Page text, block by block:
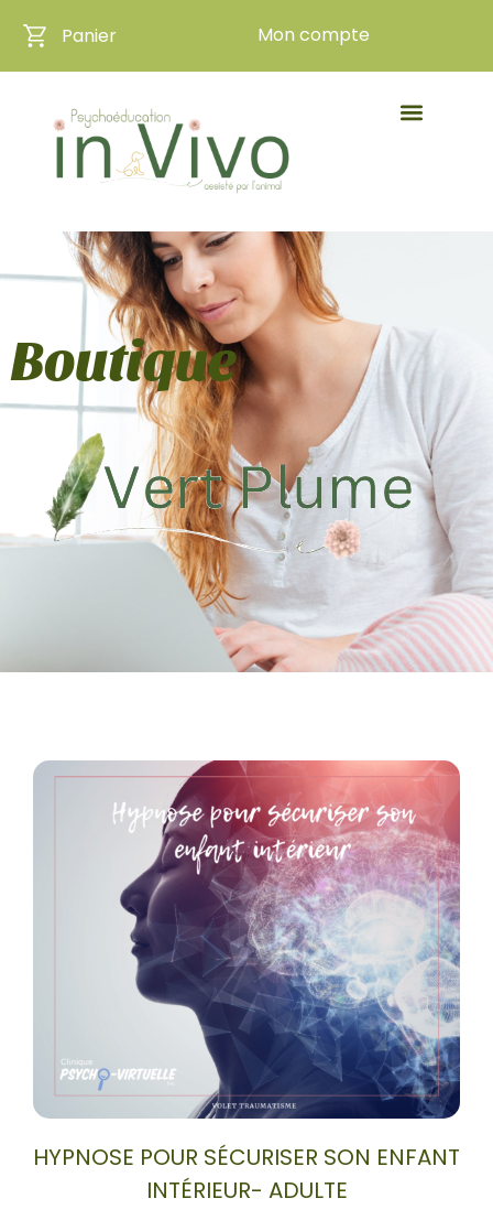
Panier Mon compte
Boutique
HYPNOSE POUR SÉCURISER SON ENFANT
INTÉRIEUR- ADULTE